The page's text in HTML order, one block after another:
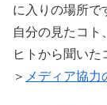
に入りの場所で
自分の見たコト
ヒトから聞いた
＞ メディア協力